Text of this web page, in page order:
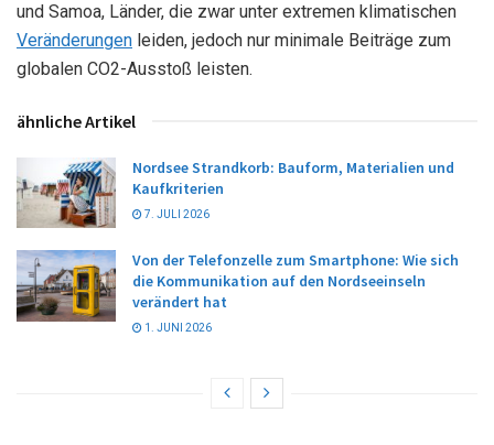
und Samoa, Länder, die zwar unter extremen klimatischen
Veränderungen leiden, jedoch nur minimale Beiträge zum
globalen CO2-Ausstoß leisten.
ähnliche Artikel
Nordsee Strandkorb: Bauform, Materialien und
Kaufkriterien
7. JULI 2026
Von der Telefonzelle zum Smartphone: Wie sich
die Kommunikation auf den Nordseeinseln
verändert hat
1. JUNI 2026